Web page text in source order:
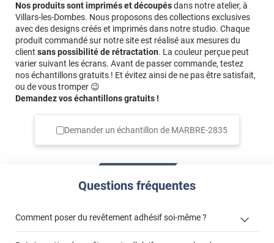
Nos produits sont imprimés et découpésdans notre atelier, à
Villars-les-Dombes. Nous proposons des collections exclusives
avec des designs créés et imprimés dans notre studio. Chaque
produit commandé sur notre site est réalisé aux mesures du
client sans possibilité de rétractation. La couleur perçue peut
varier suivant les écrans. Avant de passer commande, testez
nos échantillons gratuits ! Et évitez ainsi de ne pas être satisfait,
ou de vous tromper 😉
Demandez vos échantillons gratuits !
Demander un échantillon de MARBRE-2835
Questions fréquentes
Comment poser du revêtement adhésif soi-même ?